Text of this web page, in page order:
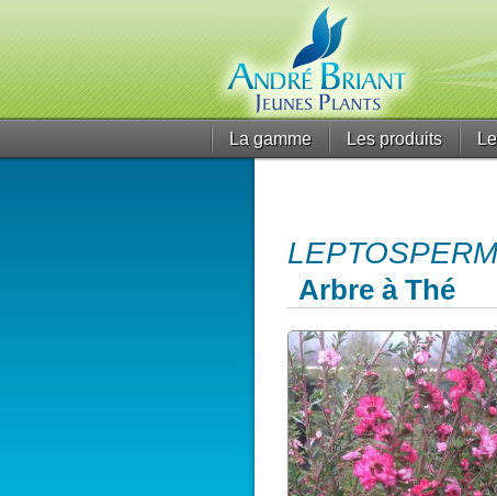
La gamme Les produits
Arbre à Thé